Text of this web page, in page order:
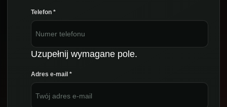
Telefon *
Uzupełnij wymagane pole.
Adres e-mail *